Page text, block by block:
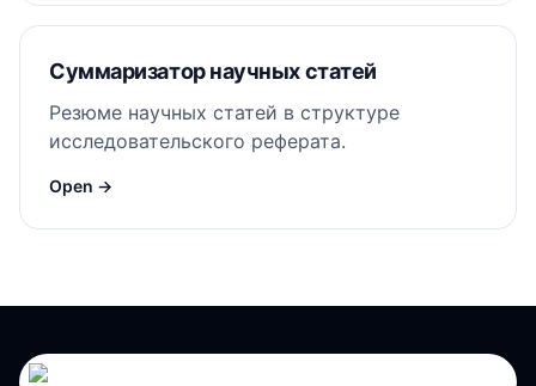
Суммаризатор научных статей
Резюме научных статей в структуре
исследовательского реферата.
Open →